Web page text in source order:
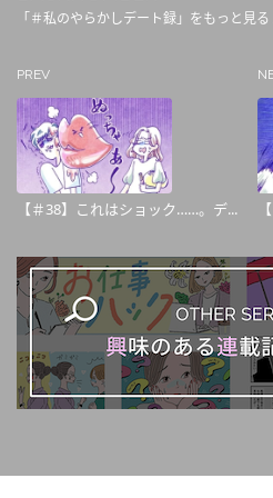
「＃私のやらかしデート録」をもっと見る
PREV
【＃38】これはショック……。デ...